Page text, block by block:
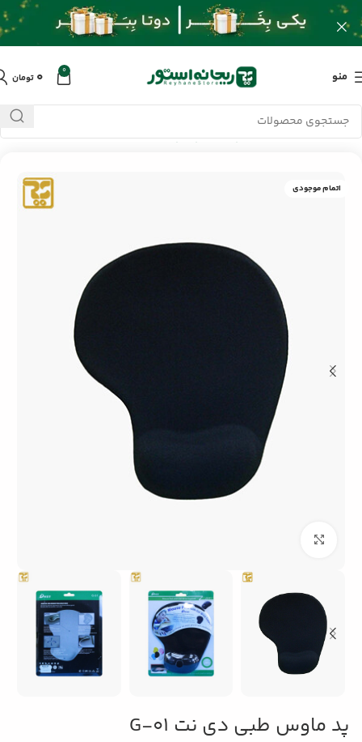
منو 0 ۰ تومان
خانه/محصولات/کامپیوتر و لپ تاپ/پد ماوس طبی دی نت G-01
اتمام موجودی
پد ماوس طبی دی نت G-01